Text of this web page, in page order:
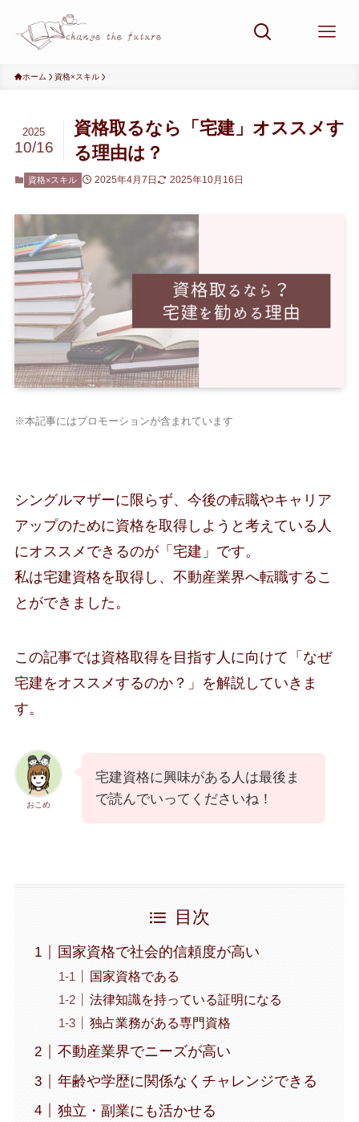
ホーム 資格×スキル
資格取るなら「宅建」オススメす
る理由は？
2025
10/16
資格×スキル 2025年4月7日 2025年10月16日
※本記事にはプロモーションが含まれています
シングルマザーに限らず、今後の転職やキャリア
アップのために資格を取得しようと考えている人
にオススメできるのが「宅建」です。
私は宅建資格を取得し、不動産業界へ転職するこ
とができました。
この記事では資格取得を目指す人に向けて「なぜ
宅建をオススメするのか？」を解説していきま
す。
おこめ
宅建資格に興味がある人は最後ま
で読んでいってくださいね！
目次
国家資格で社会的信頼度が高い
国家資格である
法律知識を持っている証明になる
独占業務がある専門資格
不動産業界でニーズが高い
年齢や学歴に関係なくチャレンジできる
独立・副業にも活かせる